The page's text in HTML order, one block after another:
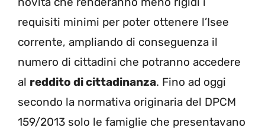
requisiti minimi per poter ottenere l’Isee
corrente, ampliando di conseguenza il
numero di cittadini che potranno accedere
al reddito di cittadinanza. Fino ad oggi
secondo la normativa originaria del DPCM
159/2013 solo le famiglie che presentavano